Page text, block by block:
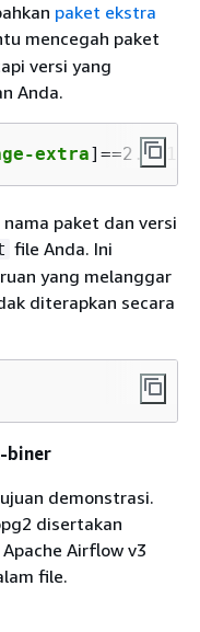
paket ekstra
mencegah paket
versi yang
Anda.
extra]==2.5.1
nama paket dan versi
file Anda. Ini
yang melanggar
diterapkan secara
biner
demonstrasi.
disertakan
Airflow v3
file.